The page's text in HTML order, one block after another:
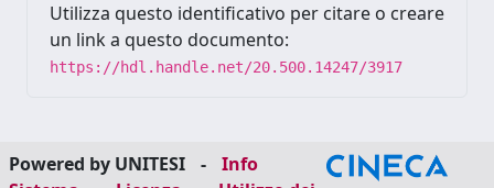
Utilizza questo identificativo per citare o creare
un link a questo documento:
https://hdl.handle.net/20.500.14247/3917
Powered by UNITESI -
Info